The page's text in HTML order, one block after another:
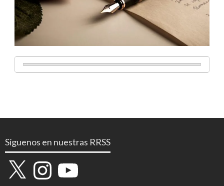
Síguenos en nuestras RRSS
X InstagramYouTube